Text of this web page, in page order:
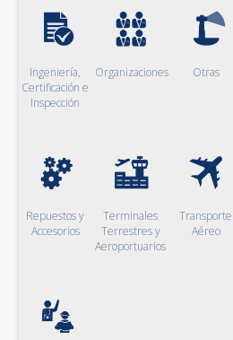
Ingeniería,
Certificación e
Inspección
Organizaciones Otras
Repuestos y
Accesorios
Terminales
Terrestres y
Aeroportuarios
Transporte
Aéreo